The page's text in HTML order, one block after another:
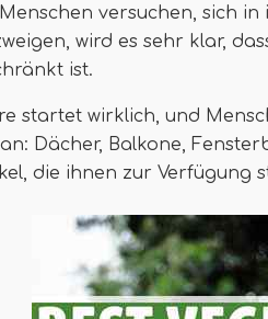
versuchen, sich
wird es sehr klar,
ist.
startet wirklich, und
Dächer, Balkone,
die ihnen zur Verfügung